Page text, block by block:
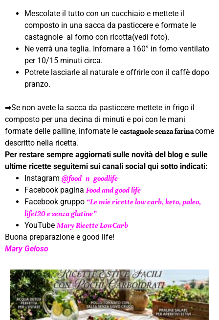
Mescolate il tutto con un cucchiaio e mettete il
composto in una sacca da pasticcere e formate le
castagnole al forno con ricotta(vedi foto).
Ne verrà una teglia. Infornare a 160° in forno ventilato
per 10/15 minuti circa.
Potrete lasciarle al naturale e offrirle con il caffè dopo
pranzo.
➡Se non avete la sacca da pasticcere mettete in frigo il
composto per una decina di minuti e poi con le mani
formate delle palline, infornate le castagnole senza farinacome
descritto nella ricetta.
Per restare sempre aggiornati sulle novità del blog e sulle
ultime ricette seguitemi sui canali social qui sotto indicati:
Instagram @food_n_goodlife
Facebook pagina Food and good life
Facebook gruppo “Le mie ricette low carb, keto, paleo,
life120 e senza glutine”
YouTube Mary Ricette LowCarb
Buona preparazione e good life!
Mary Geloso